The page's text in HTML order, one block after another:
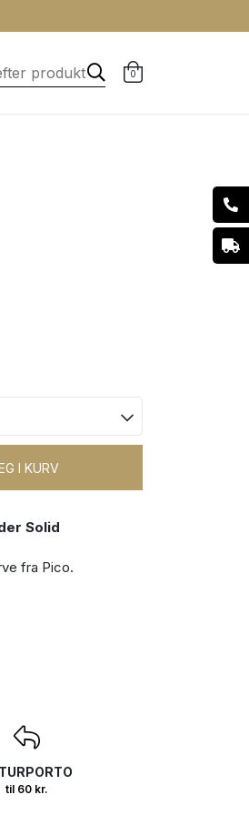
0
Solid
fra Pico.
til 60 kr.